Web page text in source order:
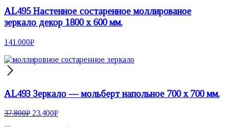
AL495 Настенное состаренное моллированое
зеркало декор 1800 х 600 мм.
141.000₽
AL493 Зеркало — мольберт напольное 700 х 700 мм.
37.800₽ 23.400₽